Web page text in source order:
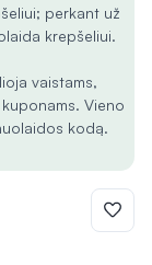
perkant už
krepšeliui.
vaistams,
Vieno
kodą.